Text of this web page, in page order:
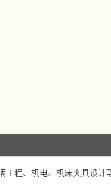
程、机电、机床夹具设计